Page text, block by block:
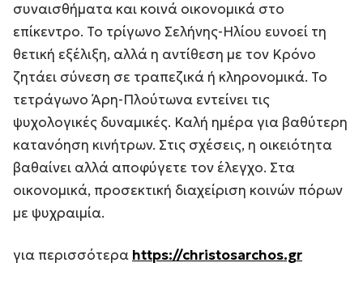
συναισθήματα και κοινά οικονομικά στο
επίκεντρο. Το τρίγωνο Σελήνης-Ηλίου ευνοεί τη
θετική εξέλιξη, αλλά η αντίθεση με τον Κρόνο
ζητάει σύνεση σε τραπεζικά ή κληρονομικά. Το
τετράγωνο Άρη-Πλούτωνα εντείνει τις
ψυχολογικές δυναμικές. Καλή ημέρα για βαθύτερη
κατανόηση κινήτρων. Στις σχέσεις, η οικειότητα
βαθαίνει αλλά αποφύγετε τον έλεγχο. Στα
οικονομικά, προσεκτική διαχείριση κοινών πόρων
με ψυχραιμία.
για περισσότερα https://christosarchos.gr